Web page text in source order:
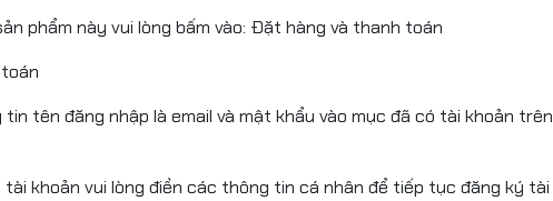
phẩm này vui lòng bấm vào: Đặt hàng và thanh toán
tên đăng nhập là email và mật khẩu vào mục đã có tài khoản trên
khoản vui lòng điền các thông tin cá nhân để tiếp tục đăng ký tài